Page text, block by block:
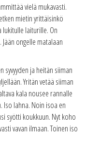
vielä mukavasti.
mietin yrittäisinkö
lukitulle laiturille. On
ongelle matalaan
syvyyden ja heitän siiman
Yritän vetää siiman
kala nousee rannalle
Iso lahna. Noin isoa en
syötti koukkuun. Nyt koho
vavan ilmaan. Toinen iso